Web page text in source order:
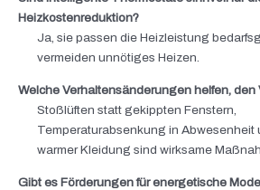
Heizkostenreduktion?
Ja, sie passen die Heizleistung
vermeiden unnötiges Heizen.
Welche Verhaltensänderungen helfen, den
Stoßlüften statt gekippten Fenstern,
Temperaturabsenkung in Abwesenheit
warmer Kleidung sind wirksame
Gibt es Förderungen für energetische